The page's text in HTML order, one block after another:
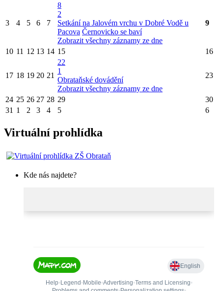
3 4 5 6 7
8
2
Setkání na Jalovém vrchu v Dobré Vodě u
Pacova Černovicko se baví
Zobrazit všechny záznamy ze dne
9
10 11 12 13 14 15 16
17 18 19 20 21
22
1
Obrataňské dovádění
Zobrazit všechny záznamy ze dne
23
24 25 26 27 28 29
30
31 1 2 3 4 5 6
Virtuální prohlídka
Kde nás najdete?